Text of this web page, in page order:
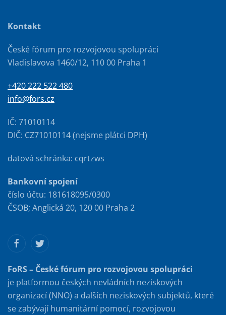
Kontakt
České fórum pro rozvojovou spolupráci
Vladislavova 1460/12, 110 00 Praha 1
+420 222 522 480
info@fors.cz
IČ: 71010114
DIČ: CZ71010114 (nejsme plátci DPH)
datová schránka: cqrtzws
Bankovní spojení
číslo účtu: 181618095/0300
ČSOB; Anglická 20, 120 00 Praha 2
FoRS – České fórum pro rozvojovou spolupráci
je platformou českých nevládních neziskových
organizací (NNO) a dalších neziskových subjektů, které
se zabývají humanitární pomocí, rozvojovou